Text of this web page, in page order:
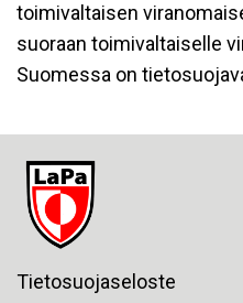
toimivaltaisen
suoraan toimivaltaiselle
Suomessa on
Tietosuojaseloste